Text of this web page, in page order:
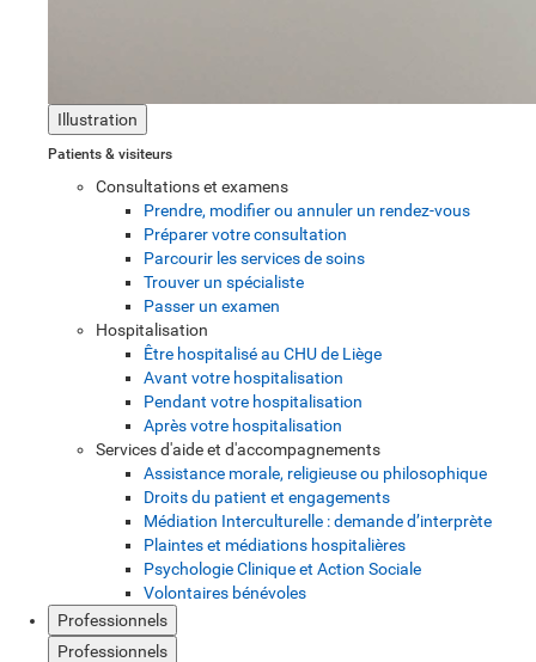
Illustration
Patients & visiteurs
Consultations et examens
Prendre, modifier ou annuler un rendez-vous
Préparer votre consultation
Parcourir les services de soins
Trouver un spécialiste
Passer un examen
Hospitalisation
Être hospitalisé au CHU de Liège
Avant votre hospitalisation
Pendant votre hospitalisation
Après votre hospitalisation
Services d'aide et d'accompagnements
Assistance morale, religieuse ou philosophique
Droits du patient et engagements
Médiation Interculturelle : demande d’interprète
Plaintes et médiations hospitalières
Psychologie Clinique et Action Sociale
Volontaires bénévoles
Professionnels
Professionnels